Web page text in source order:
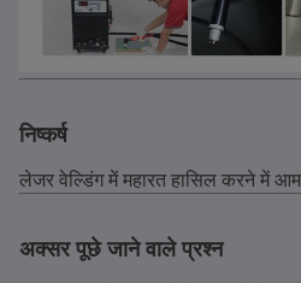
निष्कर्ष
लेजर वेल्डिंग में महारत हासिल करने में
अक्सर पूछे जाने वाले प्रश्न